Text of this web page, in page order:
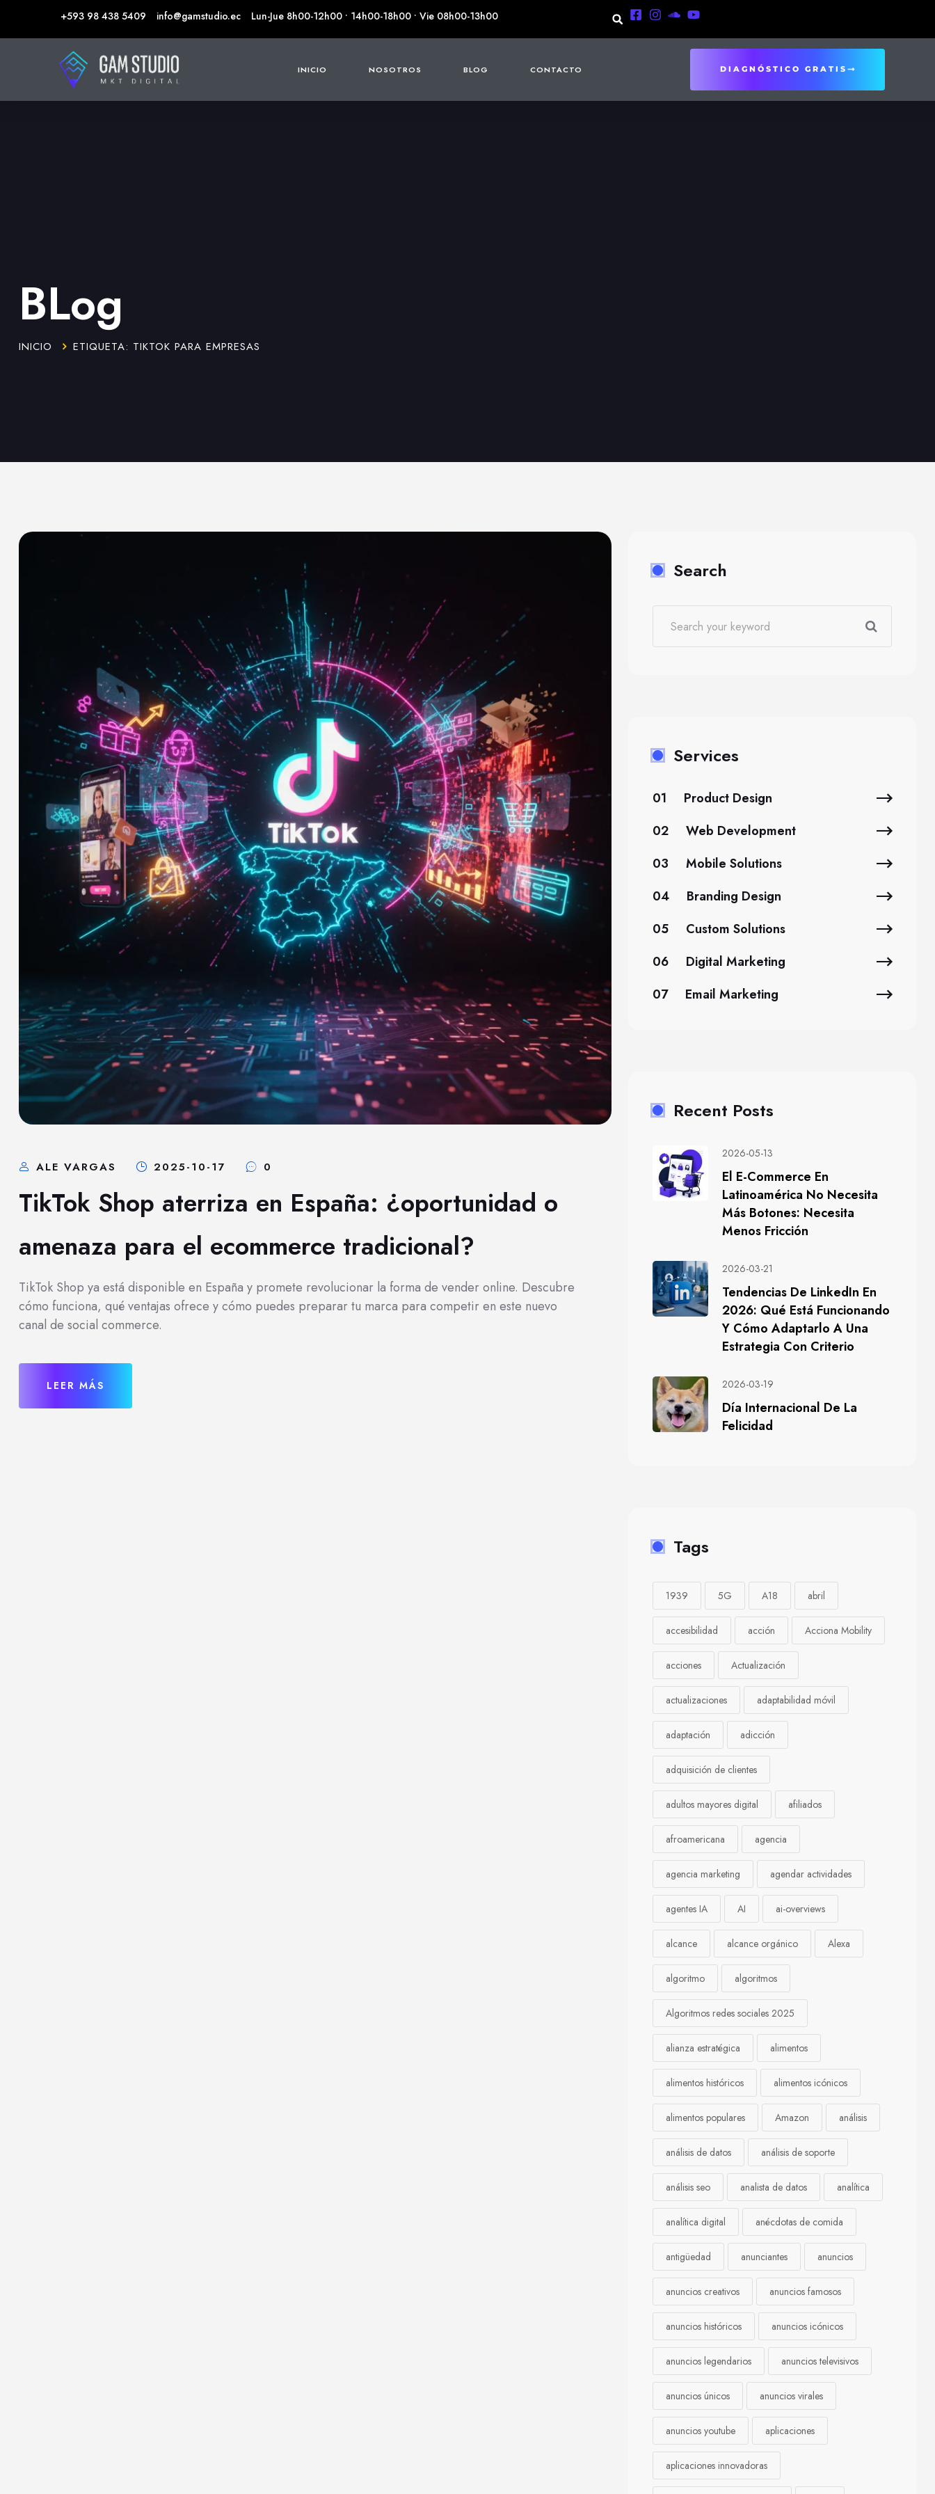
+593 98 438 5409 info@gamstudio.ec Lun-Jue 8h00-12h00 • 14h00-18h00 • Vie 08h00-13h00
INICIO NOSOTROS BLOG CONTACTO DIAGNÓSTICO GRATIS
BLog
INICIO ETIQUETA: TIKTOK PARA EMPRESAS
ALE VARGAS 2025-10-17 0
TikTok Shop aterriza en España: ¿oportunidad o
amenaza para el ecommerce tradicional?
TikTok Shop ya está disponible en España y promete revolucionar la forma de vender online. Descubre
cómo funciona, qué ventajas ofrece y cómo puedes preparar tu marca para competir en este nuevo
canal de social commerce.
LEER MÁS
Search
Services
01
Product Design
02
Web Development
03
Mobile Solutions
04
Branding Design
05
Custom Solutions
06
Digital Marketing
07
Email Marketing
Recent Posts
2026-05-13
El E-Commerce En
Latinoamérica No Necesita
Más Botones: Necesita
Menos Fricción
2026-03-21
Tendencias De LinkedIn En
2026: Qué Está Funcionando
Y Cómo Adaptarlo A Una
Estrategia Con Criterio
2026-03-19
Día Internacional De La
Felicidad
Tags
1939 5G A18 abril
accesibilidad acción Acciona Mobility
acciones Actualización
actualizaciones adaptabilidad móvil
adaptación adicción
adquisición de clientes
adultos mayores digital afiliados
afroamericana agencia
agencia marketing agendar actividades
agentes IA AI ai-overviews
alcance alcance orgánico Alexa
algoritmo algoritmos
Algoritmos redes sociales 2025
alianza estratégica alimentos
alimentos históricos alimentos icónicos
alimentos populares Amazon análisis
análisis de datos análisis de soporte
análisis seo analista de datos analítica
analítica digital anécdotas de comida
antigüedad anunciantes anuncios
anuncios creativos anuncios famosos
anuncios históricos anuncios icónicos
anuncios legendarios anuncios televisivos
anuncios únicos anuncios virales
anuncios youtube aplicaciones
aplicaciones innovadoras